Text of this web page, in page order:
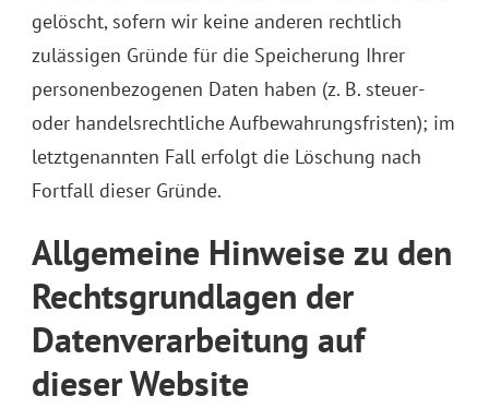
gelöscht, sofern wir keine anderen rechtlich
zulässigen Gründe für die Speicherung Ihrer
personenbezogenen Daten haben (z. B. steuer-
oder handelsrechtliche Aufbewahrungsfristen); im
letztgenannten Fall erfolgt die Löschung nach
Fortfall dieser Gründe.
Allgemeine Hinweise zu den
Rechtsgrundlagen der
Datenverarbeitung auf
dieser Website